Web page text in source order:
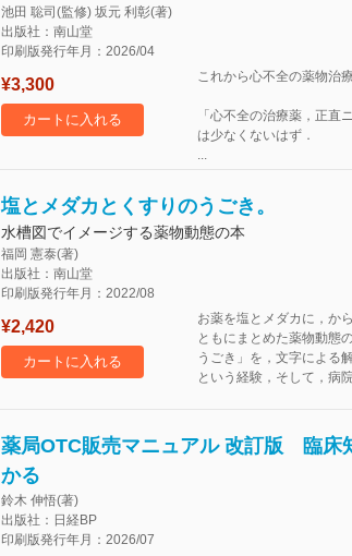
池田 聡司(監修) 坂元 利彰(著)
出版社：南山堂
印刷版発行年月：2026/04
¥3,300
カートに入れる
これから心不全の薬物治
「心不全の治療薬，正
は少なくないはず．
...
塩とメダカとくすりのうごき。
水槽図でイメージする薬物動態の本
福岡 憲泰(著)
出版社：南山堂
印刷版発行年月：2022/08
¥2,420
カートに入れる
お薬を塩とメダカに，か
ともにまとめた薬物動態
うごき」を，文字による
という経験，そして，病
薬局OTC販売マニュアル 改訂版 臨床
かる
鈴木 伸悟(著)
出版社：日経BP
印刷版発行年月：2026/07